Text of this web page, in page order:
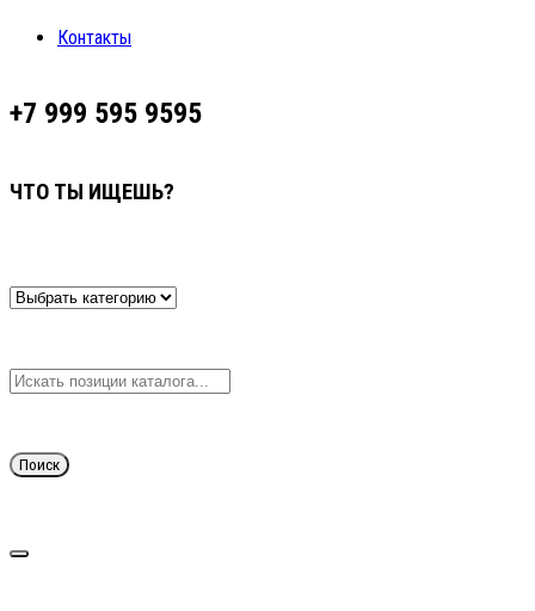
Контакты
+7 999 595 9595
ЧТО ТЫ ИЩЕШЬ?
Поиск